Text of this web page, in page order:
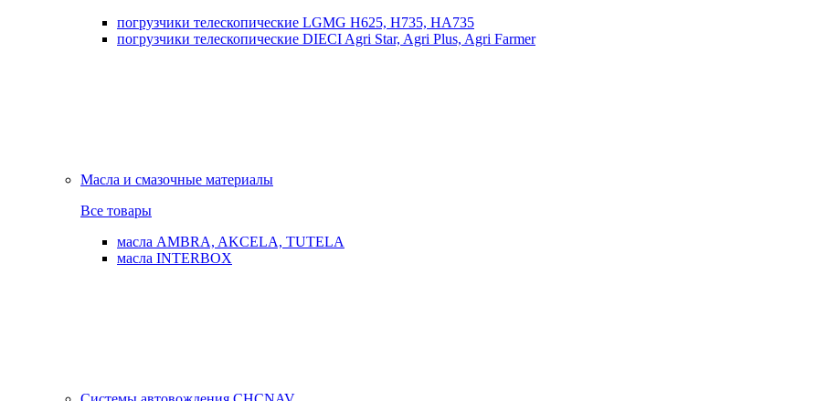
погрузчики телескопические LGMG H625, H735, HA735
погрузчики телескопические DIECI Agri Star, Agri Plus, Agri Farmer
Масла и смазочные материалы
Все товары
масла AMBRA, AKCELA, TUTELA
масла INTERBOX